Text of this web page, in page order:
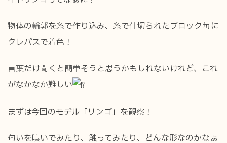
物体の輪郭を糸で作り込み、糸で仕切られたブロック毎に
クレパスで着色！
言葉だけ聞くと簡単そうと思うかもしれないけれど、これ
がなかなか難しい
まずは今回のモデル「リンゴ」を観察！
匂いを嗅いでみたり、触ってみたり、どんな形なのかなぁ